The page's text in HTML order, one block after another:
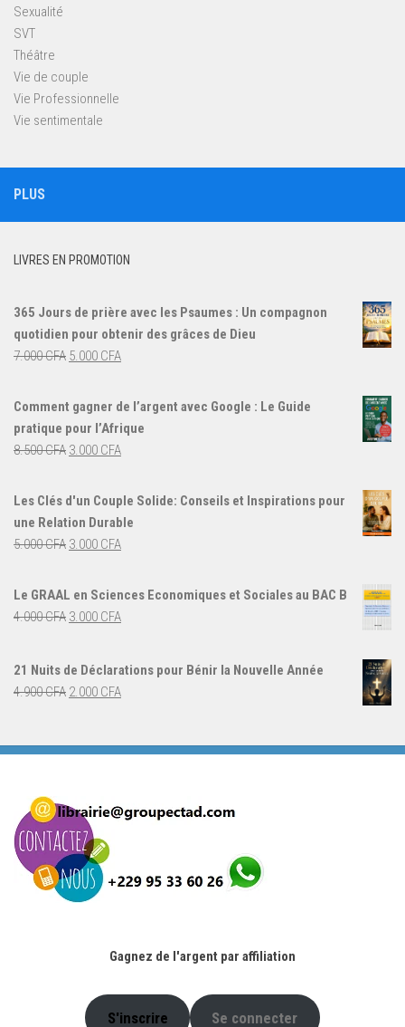
Sexualité
SVT
Théâtre
Vie de couple
Vie Professionnelle
Vie sentimentale
PLUS
LIVRES EN PROMOTION
365 Jours de prière avec les Psaumes : Un compagnon
quotidien pour obtenir des grâces de Dieu
7.000CFA Le
était :
7.000 CFA.
5.000 CFALe
actuel
est :
Comment gagner de l’argent avec Google : Le Guide
pratique pour l’Afrique
8.500CFA Le
initial
était :
8.500 CFA.
3.000 CFALe
actuel
est :
Les Clés d'un Couple Solide: Conseils et Inspirations pour
une Relation Durable
5.000CFA Le
initial
était :
3.000 CFALe
actuel
Le GRAAL en Sciences Economiques et Sociales au BAC B
4.000CFA Le
4.000 CFA.
3.000 CFALe
3.000 CFA.
21 Nuits de Déclarations pour Bénir la Nouvelle Année
4.900CFA Le
était :
2.000 CFALe
est :
Gagnez de l'argent par affiliation
S'inscrire Se connecter